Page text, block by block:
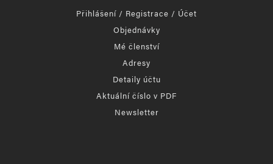
Přihlášení / Registrace / Účet
Objednávky
Mé členství
Adresy
Detaily účtu
Aktuální číslo v PDF
Newsletter